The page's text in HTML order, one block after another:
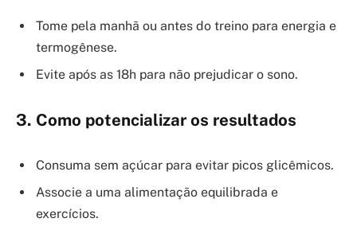
Tome pela manhã ou antes do treino para energia e
termogênese.
Evite após as 18h para não prejudicar o sono.
3. Como potencializar os resultados
Consuma sem açúcar para evitar picos glicêmicos.
Associe a uma alimentação equilibrada e
exercícios.